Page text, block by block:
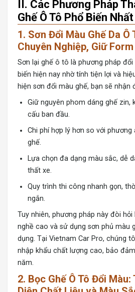
II. Các Phương Pháp
Ghế Ô Tô Phổ Biến
1. Sơn Đổi Màu Ghế Da Ô
Chuyên Nghiệp, Giữ
Sơn lại ghế ô tô là phương pháp
biến hiện nay nhờ tính tiện lợi và
hiện sơn đổi màu ghế, bạn sẽ nhận
Giữ nguyên phom dáng ghế zin,
cấu ban đầu.
Chi phí hợp lý hơn so với
ghế.
Lựa chọn đa dạng màu sắc, dễ
thất xe.
Quy trình thi công nhanh gọn,
ngắn.
Tuy nhiên, phương pháp này đòi
nghề cao và sử dụng sơn phủ màu
dụng. Tại Vietnam Car Pro, chúng
nhập khẩu chất lượng cao, bảo
năm.
2. Bọc Ghế Ô Tô Đổi